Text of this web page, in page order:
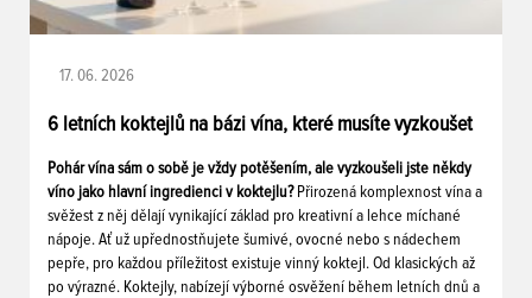
17. 06. 2026
6 letních koktejlů na bázi vína, které musíte vyzkoušet
Pohár vína sám o sobě je vždy potěšením, ale vyzkoušeli jste někdy
víno jako hlavní ingredienci v koktejlu? Přirozená komplexnost vína a
svěžest z něj dělají vynikající základ pro kreativní a lehce míchané
nápoje. Ať už upřednostňujete šumivé, ovocné nebo s nádechem
pepře, pro každou příležitost existuje vinný koktejl. Od klasických až
po výrazné. Koktejly, nabízejí výborné osvěžení během letních dnů a